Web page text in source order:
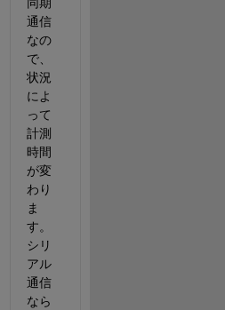
通信
なの
で、
状況
によ
って
計測
時間
が変
わり
ま
す。
シリ
アル
通信
なら